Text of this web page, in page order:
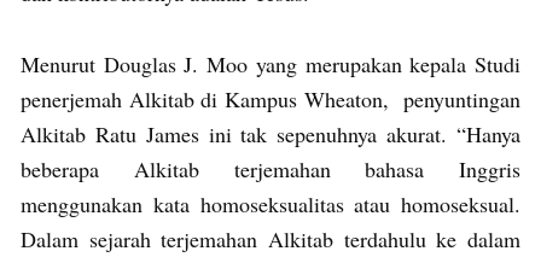
Menurut Douglas J. Moo yang merupakan kepala Studi
penerjemah Alkitab di Kampus Wheaton, penyuntingan
Alkitab Ratu James ini tak sepenuhnya akurat. “Hanya
beberapa Alkitab terjemahan bahasa Inggris
menggunakan kata homoseksualitas atau homoseksual.
Dalam sejarah terjemahan Alkitab terdahulu ke dalam